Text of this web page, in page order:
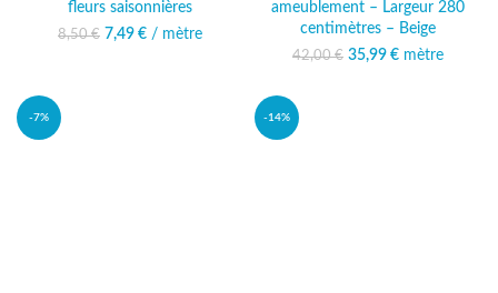
fleurs saisonnières
8,50€
Le prix initial était :
7,49 € Le prix actuel
/ mètre
ameublement – Largeur 280
centimètres – Beige
42,00€ Le prix initial était :
35,99 €
Le prix
mètre
-7% -14%